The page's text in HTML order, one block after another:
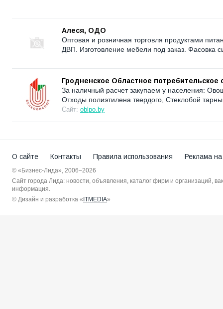
Алеся, ОДО
Оптовая и розничная торговля продуктами
ДВП. Изготовление мебели под заказ. Фасовка
Гродненское Областное
За наличный расчет закупаем у населения:
Отходы полиэтилена твердого, Стеклобой
Сайт: oblpo.by
О сайте Контакты Правила использования Реклама
© «Бизнес-Лида», 2006–2026
Сайт города Лида: новости, объявления, каталог фирм и организаций,
информация.
© Дизайн и разработка «ITMEDIA»